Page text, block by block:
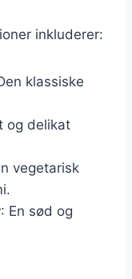
inkluderer:
klassiske
og delikat
vegetarisk
: En sød og